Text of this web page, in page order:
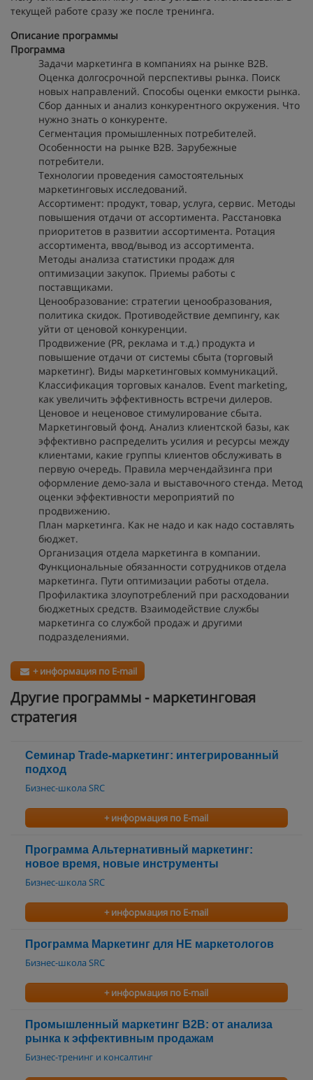
текущей работе сразу же после тренинга.
Описание программы
Программа
Задачи маркетинга в компаниях на рынке B2B.
Оценка долгосрочной перспективы рынка. Поиск
новых направлений. Способы оценки емкости рынка.
Сбор данных и анализ конкурентного окружения. Что
нужно знать о конкуренте.
Сегментация промышленных потребителей.
Особенности на рынке B2B. Зарубежные
потребители.
Технологии проведения самостоятельных
маркетинговых исследований.
Ассортимент: продукт, товар, услуга, сервис. Методы
повышения отдачи от ассортимента. Расстановка
приоритетов в развитии ассортимента. Ротация
ассортимента, ввод/вывод из ассортимента.
Методы анализа статистики продаж для
оптимизации закупок. Приемы работы с
поставщиками.
Ценообразование: стратегии ценообразования,
политика скидок. Противодействие демпингу, как
уйти от ценовой конкуренции.
Продвижение (PR, реклама и т.д.) продукта и
повышение отдачи от системы сбыта (торговый
маркетинг). Виды маркетинговых коммуникаций.
Классификация торговых каналов. Event marketing,
как увеличить эффективность встречи дилеров.
Ценовое и неценовое стимулирование сбыта.
Маркетинговый фонд. Анализ клиентской базы, как
эффективно распределить усилия и ресурсы между
клиентами, какие группы клиентов обслуживать в
первую очередь. Правила мерчендайзинга при
оформление демо-зала и выставочного стенда. Метод
оценки эффективности мероприятий по
продвижению.
План маркетинга. Как не надо и как надо составлять
бюджет.
Организация отдела маркетинга в компании.
Функциональные обязанности сотрудников отдела
маркетинга. Пути оптимизации работы отдела.
Профилактика злоупотреблений при расходовании
бюджетных средств. Взаимодействие службы
маркетинга со службой продаж и другими
подразделениями.
+ информация по E-mail
Другие программы - маркетинговая
стратегия
Семинар Trade-маркетинг: интегрированный
подход
Бизнес-школа SRC
+ информация по E-mail
Программа Альтернативный маркетинг:
новое время, новые инструменты
Бизнес-школа SRC
+ информация по E-mail
Программа Маркетинг для НЕ маркетологов
Бизнес-школа SRC
+ информация по E-mail
Промышленный маркетинг B2B: от анализа
рынка к эффективным продажам
Бизнес-тренинг и консалтинг